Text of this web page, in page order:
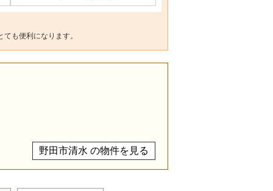
も便利になります。
野田市清水 の物件を見る